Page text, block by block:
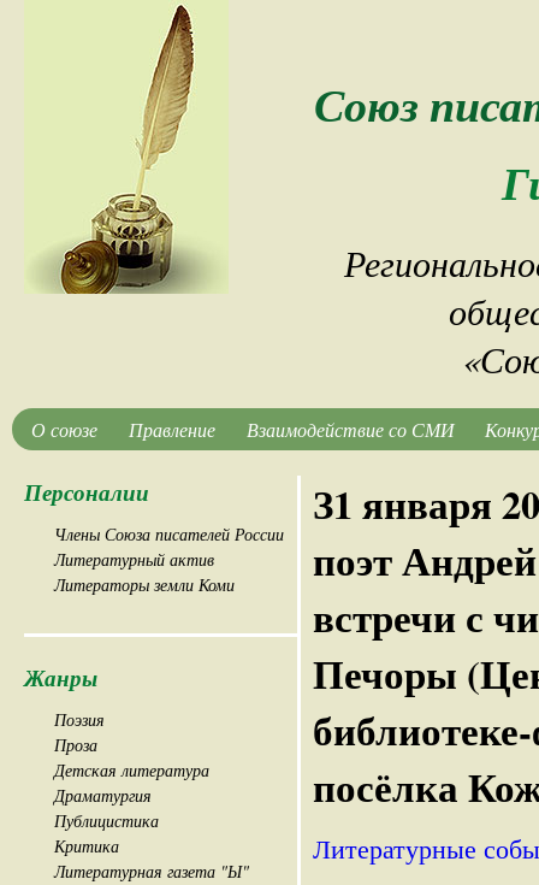
Союз
О союзе Правление Взаимодействие со СМИ
Персоналии
Члены Союза писателей России
Литературный актив
Литераторы земли Коми
Жанры
Поэзия
Проза
Детская литература
Драматургия
Публицистика
Критика
Литературная газета "Ы"
З1 января
поэт
встречи с
Печоры
посёлка
Литературные